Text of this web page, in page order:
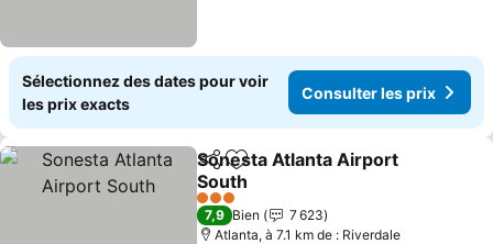
Sélectionnez des dates pour voir
les prix exacts
Consulter les prix
PartagerAjouter à mes favoris
Sonesta Atlanta Airport
South
3 Étoiles
7,9 Bien
7 623
Atlanta, à 7.1 km de : Riverdale